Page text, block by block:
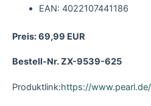
EAN: 4022107441186
Preis: 69,99 EUR
Bestell-Nr. ZX-
Produktlink:https://